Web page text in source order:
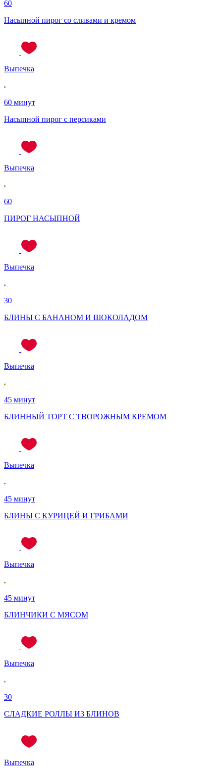
60
Насыпной пирог со сливами и кремом
Выпечка
60 минут
Насыпной пирог с персиками
Выпечка
60
ПИРОГ НАСЫПНОЙ
Выпечка
30
БЛИНЫ С БАНАНОМ И ШОКОЛАДОМ
Выпечка
45 минут
БЛИННЫЙ ТОРТ С ТВОРОЖНЫМ КРЕМОМ
Выпечка
45 минут
БЛИНЫ С КУРИЦЕЙ И ГРИБАМИ
Выпечка
45 минут
БЛИНЧИКИ С МЯСОМ
Выпечка
30
СЛАДКИЕ РОЛЛЫ ИЗ БЛИНОВ
Выпечка